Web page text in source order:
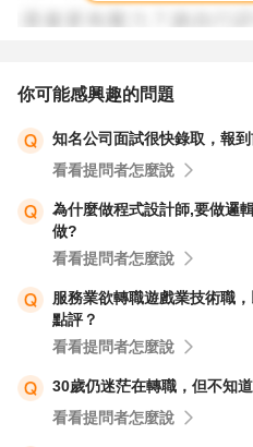
《勞動基準法》，雇主不得強
或未經雙方同意，可能會有爭
法》）
至於你的第二個問題：能否繼
他履歷，並拖延繳交保證人資
以考慮的策略。既然人資提到
間內，你可以多觀察公司的文
否真的適合你。同時，準備其
己的方式，畢竟剛入職第三天
決定或承擔不必要的壓力。
你可能感興趣的問題
知名公司面試很快錄取，報
看看提問者怎麼說
為什麼做程式設計師,要做邏
做?
看看提問者怎麼說
服務業欲轉職遊戲業技術職
點評？
看看提問者怎麼說
30歲仍迷茫在轉職，但不知
看看提問者怎麼說